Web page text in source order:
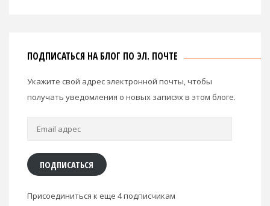
ПОДПИСАТЬСЯ НА БЛОГ ПО ЭЛ. ПОЧТЕ
Укажите свой адрес электронной почты, чтобы
получать уведомления о новых записях в этом блоге.
Email
ПОДПИСАТЬСЯ
Присоединиться к еще 4 подписчикам